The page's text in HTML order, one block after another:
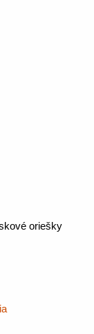
oriešky